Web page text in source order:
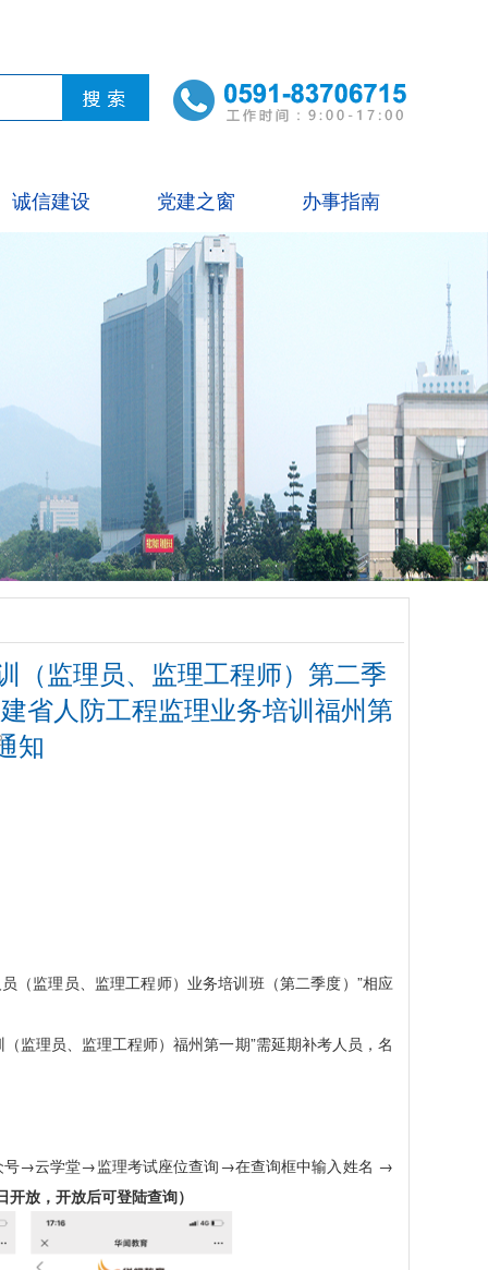
诚信建设 党建之窗 办事指南
（监理员、监理工程师）第二季
省人防工程监理业务培训福州第
知
（监理员、监理工程师）业务培训班（第二季度）”相应
监理员、监理工程师）福州第一期”需延期补考人员 ，名
号→云学堂→监理考试座位查询→在查询框中输入姓名 →
开放，开放后可登陆查询）